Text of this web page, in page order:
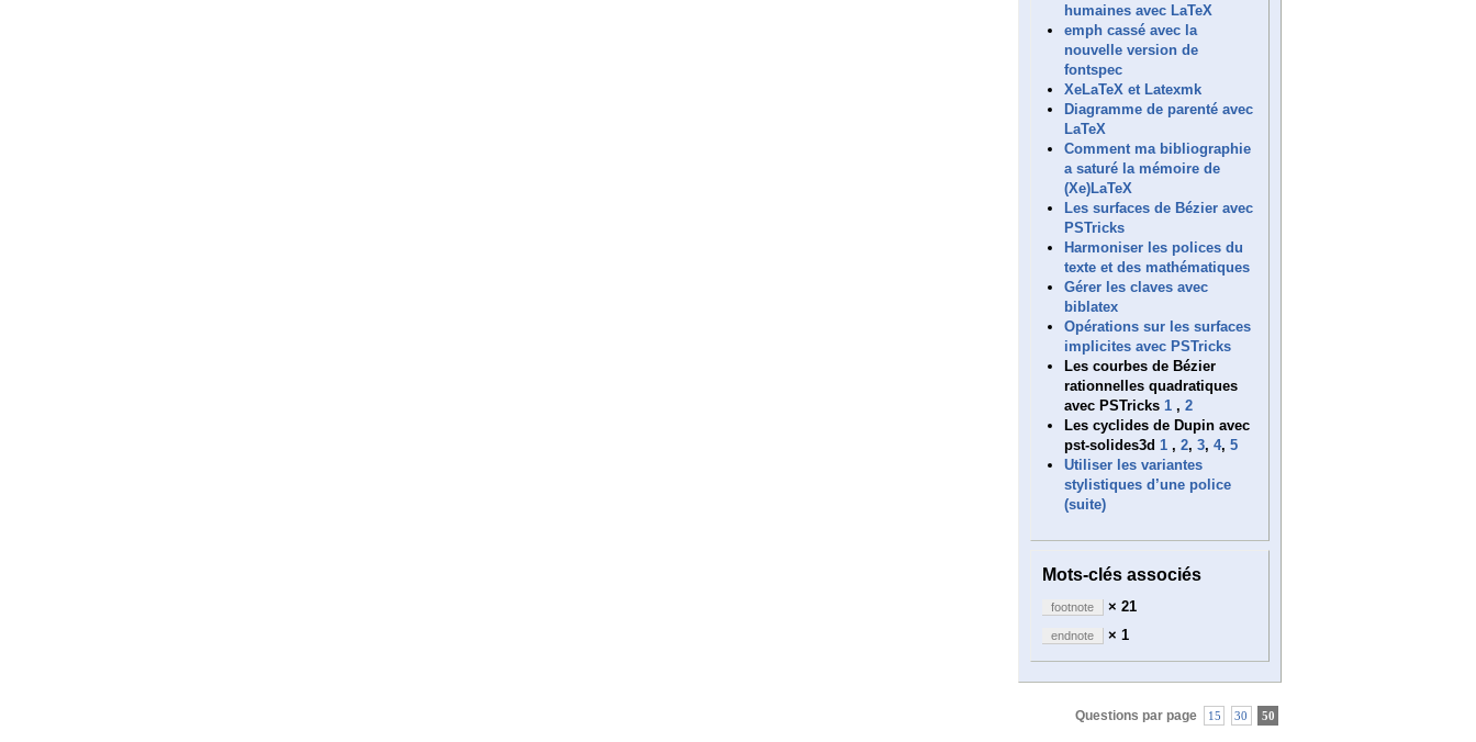
humaines avec LaTeX
emph cassé avec la
nouvelle version de
fontspec
XeLaTeX et Latexmk
Diagramme de parenté avec
LaTeX
Comment ma bibliographie
a saturé la mémoire de
(Xe)LaTeX
Les surfaces de Bézier avec
PSTricks
Harmoniser les polices du
texte et des mathématiques
Gérer les claves avec
biblatex
Opérations sur les surfaces
implicites avec PSTricks
Les courbes de Bézier
rationnelles quadratiques
avec PSTricks 1 , 2
Les cyclides de Dupin avec
pst-solides3d 1 , 2, 3, 4, 5
Utiliser les variantes
stylistiques d’une police
(suite)
Mots-clés associés
footnote × 21
endnote × 1
Questions par page 15 30 50